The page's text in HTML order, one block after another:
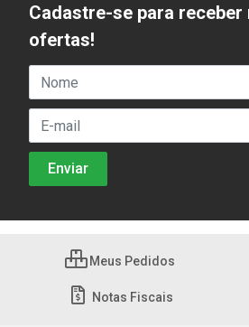
Cadastre-se para receber
ofertas!
Meus Pedidos
Notas Fiscais